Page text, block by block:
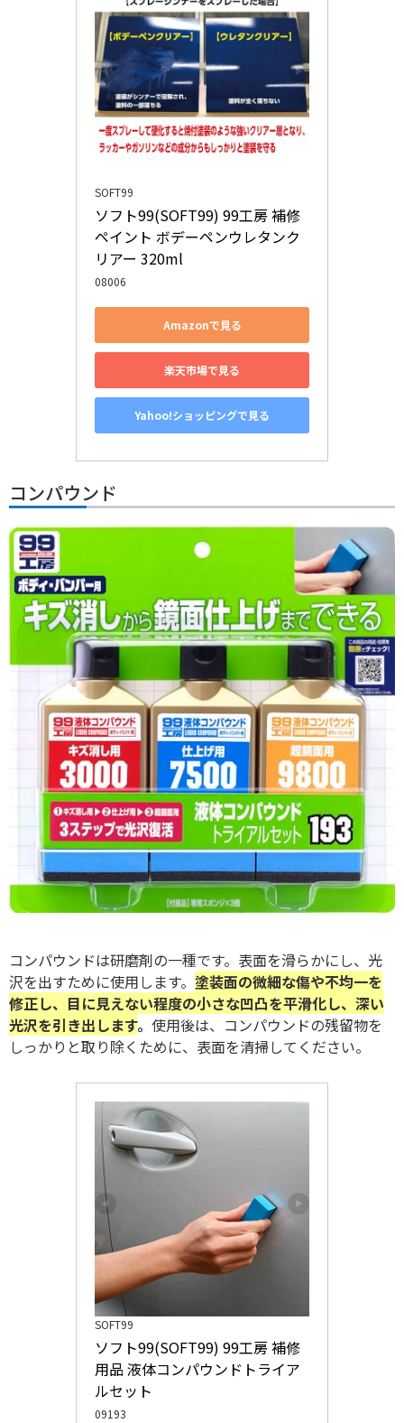
SOFT99
ソフト99(SOFT99) 99工房 補修
ペイント ボデーペンウレタンク
リアー 320ml
08006
Amazonで見る
楽天市場で見る
Yahoo!ショッピングで見る
コンパウンド
コンパウンドは研磨剤の一種です。表面を滑らかにし、光
沢を出すために使用します。 塗装面の微細な傷や不均一を
修正し、目に見えない程度の小さな凹凸を平滑化し、深い
光沢を引き出します。 使用後は、コンパウンドの残留物を
しっかりと取り除くために、表面を清掃してください。
SOFT99
ソフト99(SOFT99) 99工房 補修
用品 液体コンパウンドトライア
ルセット
09193